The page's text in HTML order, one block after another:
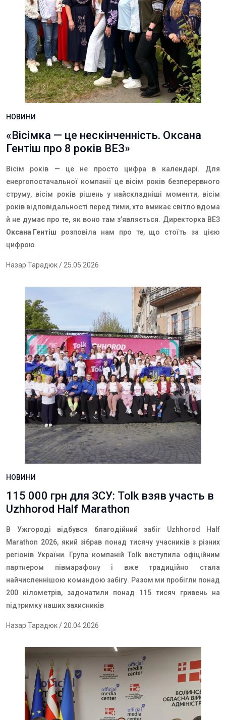
НОВИНИ
«Вісімка — це нескінченність. Оксана
Гентіш про 8 років ВЕЗ»
Вісім років — це не просто цифра в календарі. Для
енергопостачальної компанії це вісім років безперервного
струму, вісім років рішень у найскладніші моменти, вісім
років відповідальності перед тими, хто вмикає світло вдома
й не думає про те, як воно там з’являється. Директорка ВЕЗ
Оксана Гентіш розповіла нам про те, що стоїть за цією
цифрою
Назар Тарадюк/ 25.05.2026
НОВИНИ
115 000 грн для ЗСУ: Tolk взяв участь в
Uzhhorod Half Marathon
В Ужгороді відбувся благодійний забіг Uzhhorod Half
Marathon 2026, який зібрав понад тисячу учасників з різних
регіонів України. Група компаній Tolk виступила офіційним
партнером півмарафону і вже традиційно стала
найчисленнішою командою забігу. Разом ми пробігли понад
200 кілометрів, задонатили понад 115 тисяч гривень на
підтримку наших захисників
Назар Тарадюк/ 20.04.2026